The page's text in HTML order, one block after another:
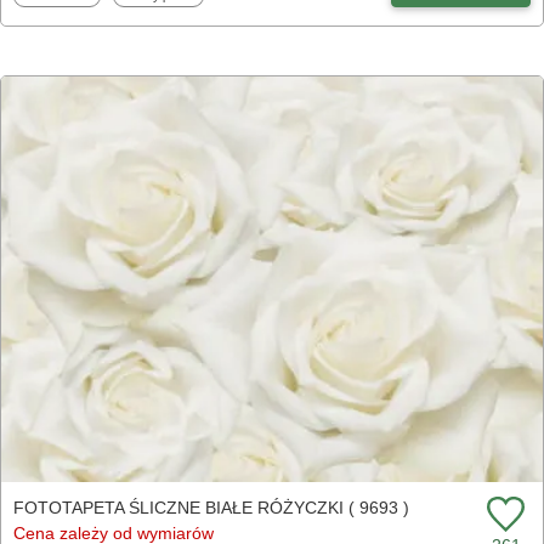
FOTOTAPETA ŚLICZNE BIAŁE RÓŻYCZKI ( 9693 )
Cena zależy od wymiarów